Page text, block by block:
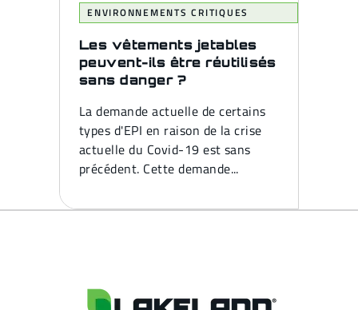
ENVIRONNEMENTS CRITIQUES
Les vêtements jetables
peuvent-ils être réutilisés
sans danger ?
La demande actuelle de certains
types d'EPI en raison de la crise
actuelle du Covid-19 est sans
précédent. Cette demande...